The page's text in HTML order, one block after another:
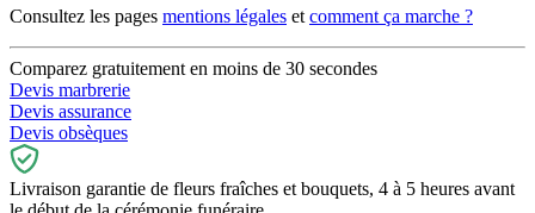
Consultez les pages mentions légales et comment ça marche ?
Comparez gratuitement en moins de 30 secondes
Devis marbrerie
Devis assurance
Devis obsèques
Livraison garantie de fleurs fraîches et bouquets, 4 à 5 heures avant